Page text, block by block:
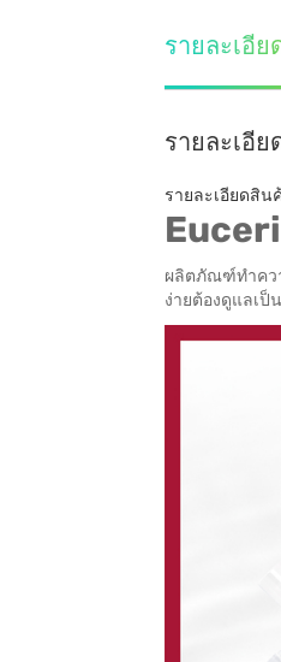
รายละเอี
รายละเอี
รายละเอียดสิน
ผลิตภัณฑ์ทำคว
ง่ายต้องดูแลเป็